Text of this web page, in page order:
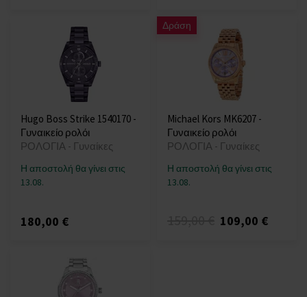
Hugo Boss Strike 1540170 -
Γυναικείο ρολόι
ΡΟΛΟΓΙΑ - Γυναίκες
Η αποστολή θα γίνει στις
13.08.
180,00 €
Δράση
Michael Kors MK6207 -
Γυναικείο ρολόι
ΡΟΛΟΓΙΑ - Γυναίκες
Η αποστολή θα γίνει στις
13.08.
109,00 €